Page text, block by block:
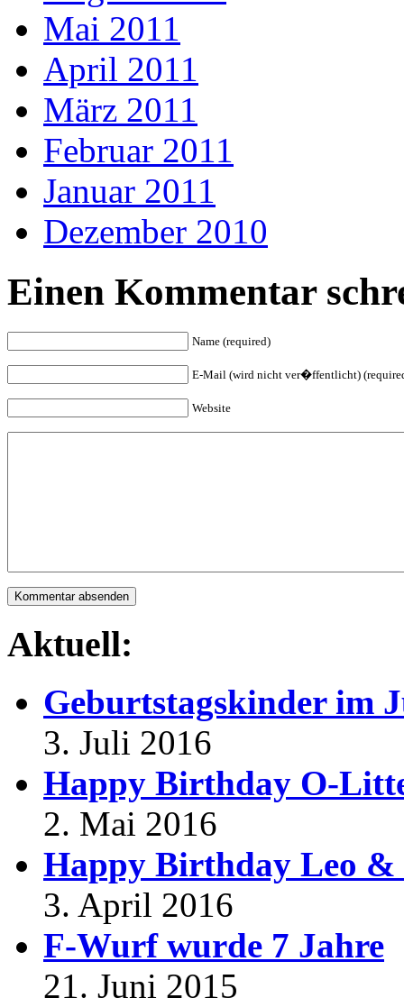
Mai 2011
April 2011
März 2011
Februar 2011
Januar 2011
Dezember 2010
Einen Kommentar
Name (required)
E-Mail (wird nicht ver�ffentlicht)
Website
Aktuell:
Geburtstagskinder im
3. Juli 2016
Happy Birthday O-
2. Mai 2016
Happy Birthday Leo &
3. April 2016
F-Wurf wurde 7 Jahre
21. Juni 2015